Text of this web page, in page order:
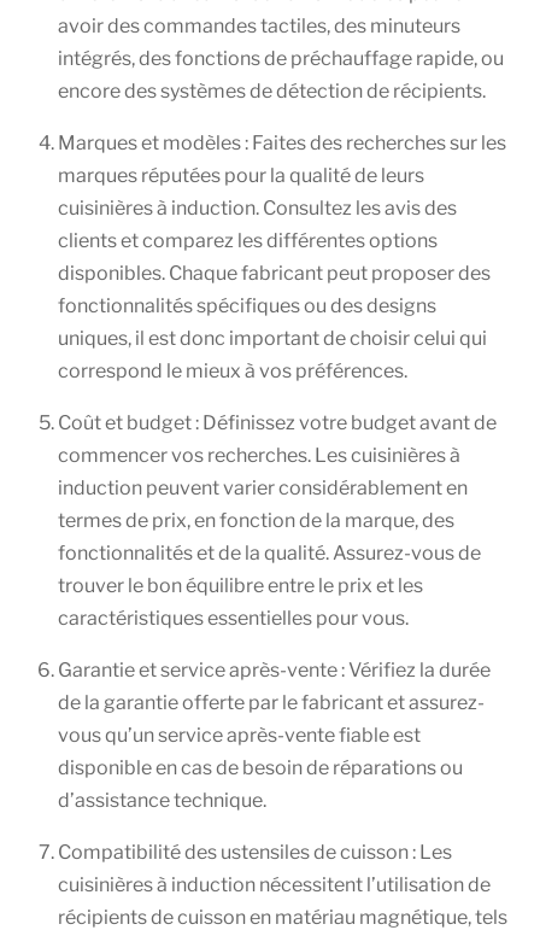
avoir des commandes tactiles, des minuteurs
intégrés, des fonctions de préchauffage rapide, ou
encore des systèmes de détection de récipients.
Marques et modèles : Faites des recherches sur les
marques réputées pour la qualité de leurs
cuisinières à induction. Consultez les avis des
clients et comparez les différentes options
disponibles. Chaque fabricant peut proposer des
fonctionnalités spécifiques ou des designs
uniques, il est donc important de choisir celui qui
correspond le mieux à vos préférences.
Coût et budget : Définissez votre budget avant de
commencer vos recherches. Les cuisinières à
induction peuvent varier considérablement en
termes de prix, en fonction de la marque, des
fonctionnalités et de la qualité. Assurez-vous de
trouver le bon équilibre entre le prix et les
caractéristiques essentielles pour vous.
Garantie et service après-vente : Vérifiez la durée
de la garantie offerte par le fabricant et assurez-
vous qu’un service après-vente fiable est
disponible en cas de besoin de réparations ou
d’assistance technique.
Compatibilité des ustensiles de cuisson : Les
cuisinières à induction nécessitent l’utilisation de
récipients de cuisson en matériau magnétique, tels